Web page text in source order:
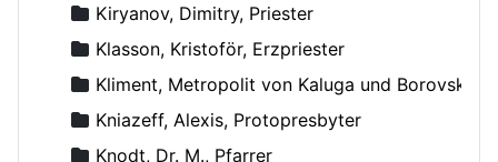
Kiryanov, Dimitry, Priester
Klasson, Kristoför, Erzpriester
Kliment, Metropolit von Kaluga und Borovsk
Kniazeff, Alexis, Protopresbyter
Knodt, Dr. M., Pfarrer